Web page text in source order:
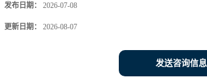
发布日期： 2026-07-08
更新日期： 2026-08-07
发送咨询信息